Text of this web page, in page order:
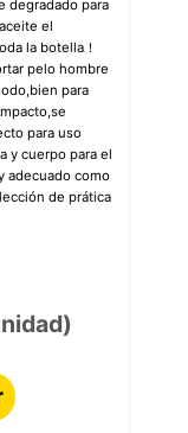
degradado para
el
la botella！
pelo hombre
para
para uso
y cuerpo para el
adecuado como
de prática